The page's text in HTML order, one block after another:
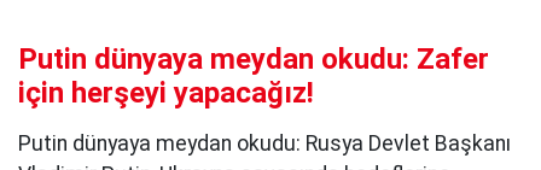
Putin dünyaya meydan okudu: Zafer
için herşeyi yapacağız!
Putin dünyaya meydan okudu: Rusya Devlet Başkanı